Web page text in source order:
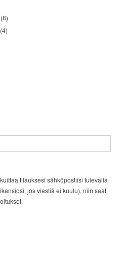
(8)
(4)
tilauksesi sähköpostiisi tulevalla
jos viestiä ei kuulu), niin saat